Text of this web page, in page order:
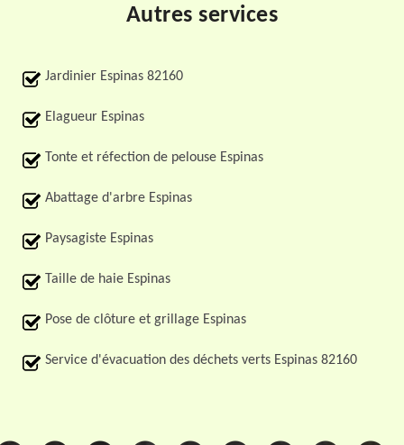
Autres services
Jardinier Espinas 82160
Elagueur Espinas
Tonte et réfection de pelouse Espinas
Abattage d'arbre Espinas
Paysagiste Espinas
Taille de haie Espinas
Pose de clôture et grillage Espinas
Service d'évacuation des déchets verts Espinas 82160